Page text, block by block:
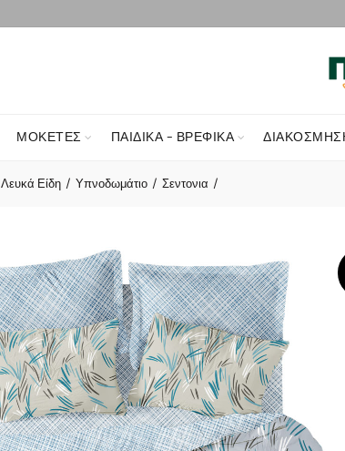
ΜΟΚΕΤΕΣ ΠΑΙΔΙΚΑ – ΒΡΕΦΙΚΑ
Λευκά Είδη Υπνοδωμάτιο Σεντονια